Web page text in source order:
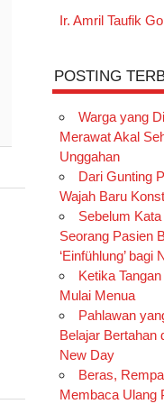
Ir. Amril Taufik
POSTING
Warga yang
Merawat Akal
Unggahan
Dari Gunting
Wajah Baru
Sebelum
Seorang Pasien
‘Einfühlung’
Ketika
Mulai Menua
Pahlawan
Belajar Bertahan
New Day
Beras,
Membaca Ulang